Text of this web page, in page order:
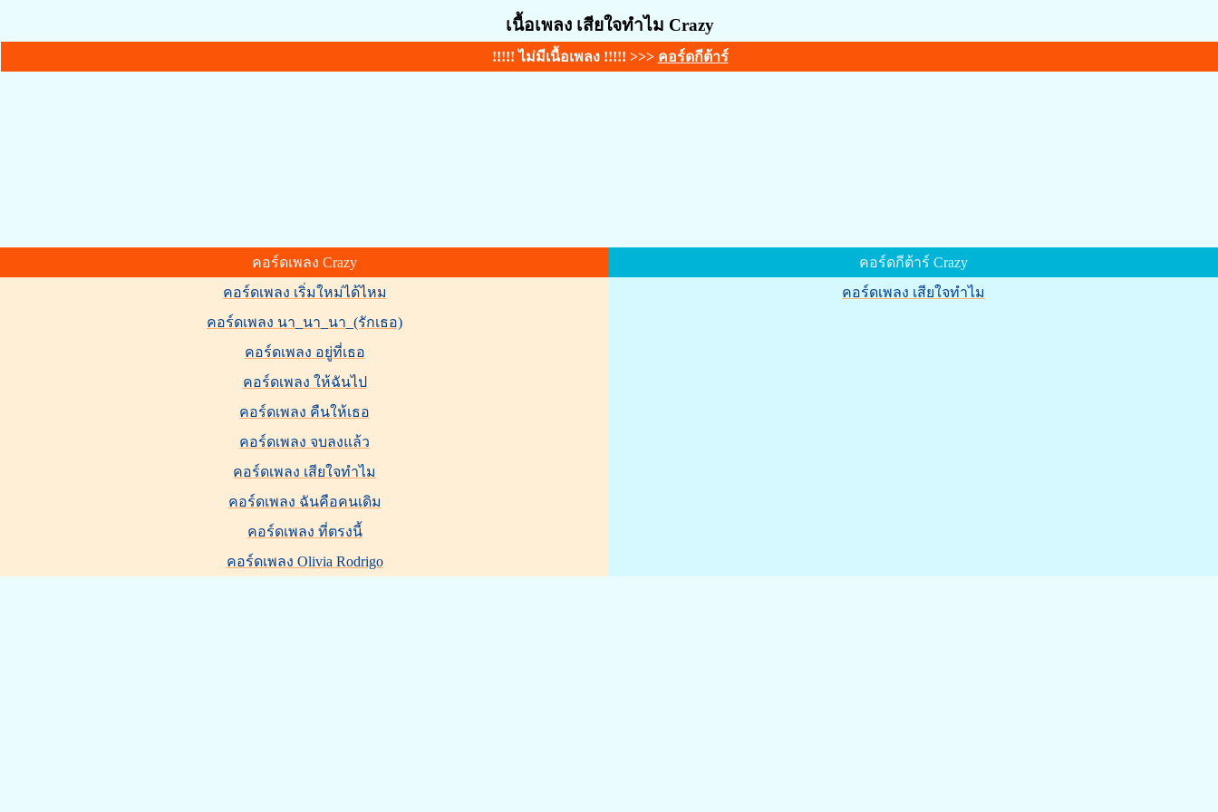
เนื้อเพลง เสียใจทำไม Crazy
!!!!! ไม่มีเนื้อเพลง !!!!! >>> คอร์ดกีต้าร์
คอร์ดเพลง Crazy
คอร์ดเพลง เริ่มใหม่ได้ไหม
คอร์ดเพลง นา_นา_นา_(รักเธอ)
คอร์ดเพลง อยู่ที่เธอ
คอร์ดเพลง ให้ฉันไป
คอร์ดเพลง คืนให้เธอ
คอร์ดเพลง จบลงแล้ว
คอร์ดเพลง เสียใจทำไม
คอร์ดเพลง ฉันคือคนเดิม
คอร์ดเพลง ที่ตรงนี้
คอร์ดเพลง Olivia Rodrigo
คอร์ดกีต้าร์ Crazy
คอร์ดเพลง เสียใจทำไม